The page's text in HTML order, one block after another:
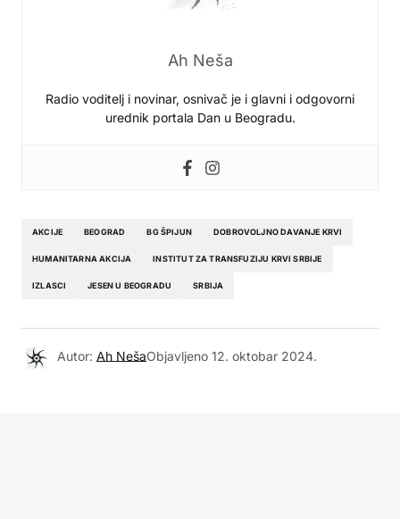
Ah Neša
Radio voditelj i novinar, osnivač je i glavni i odgovorni
urednik portala Dan u Beogradu.
AKCIJE BEOGRAD BG ŠPIJUN DOBROVOLJNO DAVANJE KRVI
HUMANITARNA AKCIJA INSTITUT ZA TRANSFUZIJU KRVI SRBIJE
IZLASCI JESEN U BEOGRADU SRBIJA
Autor: Ah NešaObjavljeno 12. oktobar 2024.